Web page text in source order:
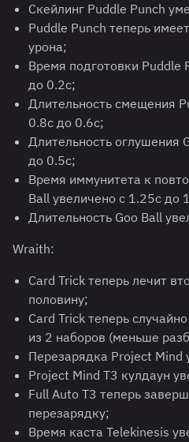
Скейлинг Puddle Punch
Puddle Punch теперь
урона;
Время подготовки Puddle
до 0.2с;
Длительность смещения
0.8с до 0.6с;
Длительность оглушения
до 0.5с;
Время иммунитета к
Ball увеличено с 1.25с до
Длительность Goo Ball
Wraith:
Card Trick теперь лечит
половину;
Card Trick теперь
из 2 наборов (меньше
Перезарядка Project Mind
Project Mind T3 кулдаун
Full Auto T3 теперь
перезарядку;
Время каста Telekinesis